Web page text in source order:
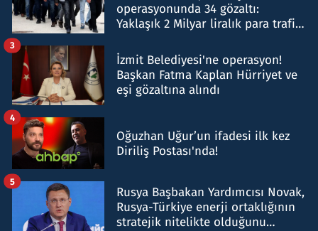
operasyonunda 34 gözaltı:
Yaklaşık 2 Milyar liralık para trafiği
İzmit Belediyesi'ne operasyon!
Başkan Fatma Kaplan Hürriyet ve
eşi gözaltına alındı
3
Oğuzhan Uğur’un ifadesi ilk kez
Diriliş Postası'nda!
4
Rusya Başbakan Yardımcısı Novak,
Rusya-Türkiye enerji ortaklığının
stratejik nitelikte olduğunu
5